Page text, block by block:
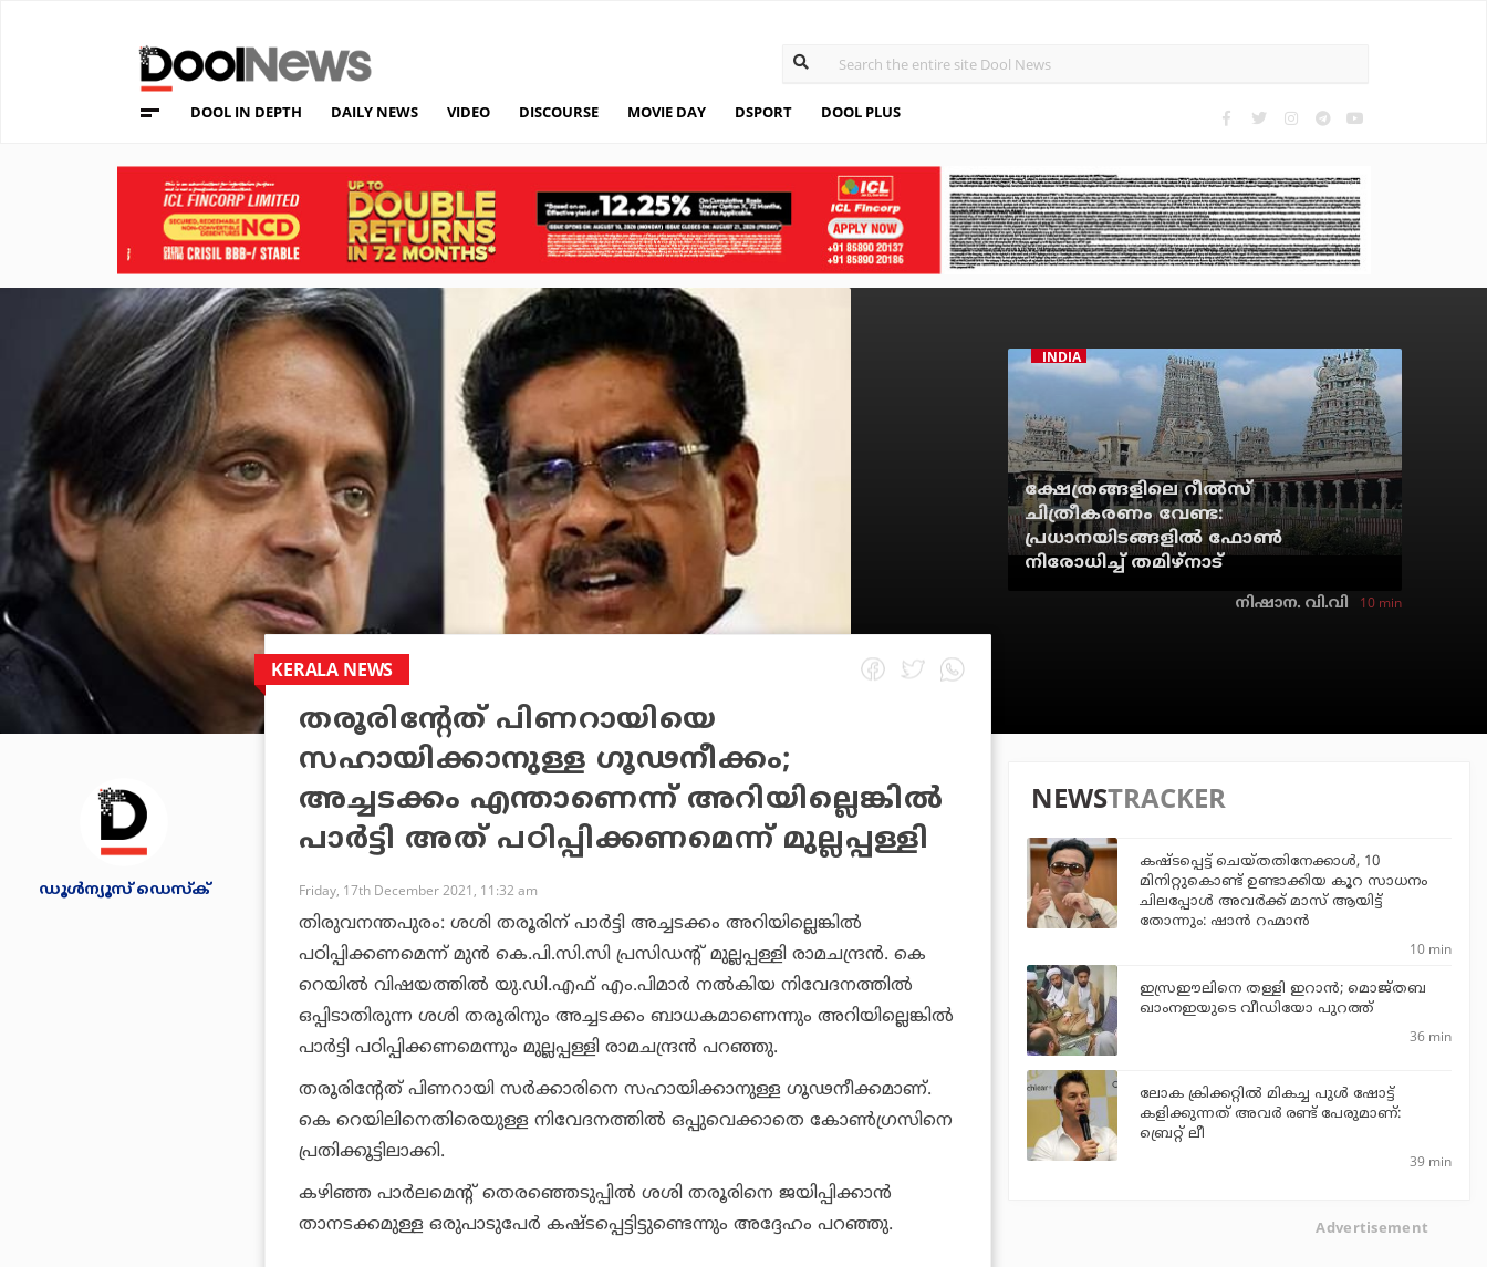
DOOL IN DEPTH DAILY NEWS VIDEO DISCOURSE MOVIE DAY DSPORT DOOL PLUS
INDIA
ക്ഷേത്രങ്ങളിലെ റീല്‍സ്
ചിത്രീകരണം വേണ്ട:
പ്രധാനയിടങ്ങളില്‍ ഫോണ്‍
നിരോധിച്ച് തമിഴ്‌നാട്
നിഷാന. വി.വി 10 min
ഡൂള്‍ന്യൂസ് ഡെസ്‌ക്
KERALA NEWS
തരൂരിന്റേത് പിണറായിയെ
സഹായിക്കാനുള്ള ഗൂഢനീക്കം;
അച്ചടക്കം എന്താണെന്ന് അറിയില്ലെങ്കില്‍
പാര്‍ട്ടി അത് പഠിപ്പിക്കണമെന്ന് മുല്ലപ്പള്ളി
Friday, 17th December 2021, 11:32 am
തിരുവനന്തപുരം: ശശി തരൂരിന് പാര്‍ട്ടി അച്ചടക്കം അറിയില്ലെങ്കില്‍
പഠിപ്പിക്കണമെന്ന് മുന്‍ കെ.പി.സി.സി പ്രസിഡന്റ് മുല്ലപ്പള്ളി രാമചന്ദ്രന്‍. കെ
റെയില്‍ വിഷയത്തില്‍ യു.ഡി.എഫ് എം.പിമാര്‍ നല്‍കിയ നിവേദനത്തില്‍
ഒപ്പിടാതിരുന്ന ശശി തരൂരിനും അച്ചടക്കം ബാധകമാണെന്നും അറിയില്ലെങ്കില്‍
പാര്‍ട്ടി പഠിപ്പിക്കണമെന്നും മുല്ലപ്പള്ളി രാമചന്ദ്രന്‍ പറഞ്ഞു.
തരൂരിന്റേത് പിണറായി സര്‍ക്കാരിനെ സഹായിക്കാനുള്ള ഗൂഢനീക്കമാണ്.
കെ റെയിലിനെതിരെയുള്ള നിവേദനത്തില്‍ ഒപ്പുവെക്കാതെ കോണ്‍ഗ്രസിനെ
പ്രതിക്കൂട്ടിലാക്കി.
കഴിഞ്ഞ പാര്‍ലമെന്റ് തെരഞ്ഞെടുപ്പില്‍ ശശി തരൂരിനെ ജയിപ്പിക്കാന്‍
താനടക്കമുള്ള ഒരുപാടുപേര്‍ കഷ്ടപ്പെട്ടിട്ടുണ്ടെന്നും അദ്ദേഹം പറഞ്ഞു.
NEWSTRACKER
കഷ്ടപ്പെട്ട് ചെയ്തതിനേക്കാൾ, 10
മിനിറ്റുകൊണ്ട് ഉണ്ടാക്കിയ കൂറ സാധനം
ചിലപ്പോൾ അവർക്ക് മാസ് ആയിട്ട്
തോന്നും: ഷാൻ റഹ്മാൻ
10 min
ഇസ്രഈലിനെ തള്ളി ഇറാന്‍; മൊജ്തബ
ഖാംനഇയുടെ വീഡിയോ പുറത്ത്
36 min
ലോക ക്രിക്കറ്റില്‍ മികച്ച പുള്‍ ഷോട്ട്
കളിക്കുന്നത് അവര്‍ രണ്ട് പേരുമാണ്:
ബ്രെറ്റ് ലീ
39 min
Advertisement